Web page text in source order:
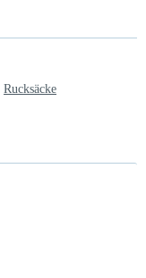
Rucksäcke